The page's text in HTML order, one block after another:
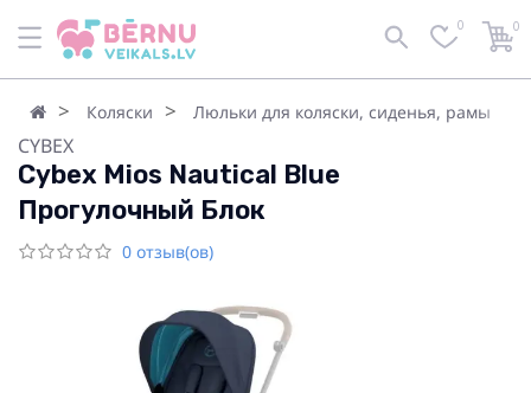
0 0
Коляски Люльки для коляски, сиденья, рамы
CYBEX
Cybex Mios Nautical Blue
Прогулочный Блок
0 отзыв(ов)